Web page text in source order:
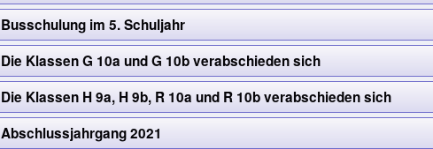
Busschulung im 5. Schuljahr
Die Klassen G 10a und G 10b verabschieden sich
Die Klassen H 9a, H 9b, R 10a und R 10b verabschieden sich
Abschlussjahrgang 2021